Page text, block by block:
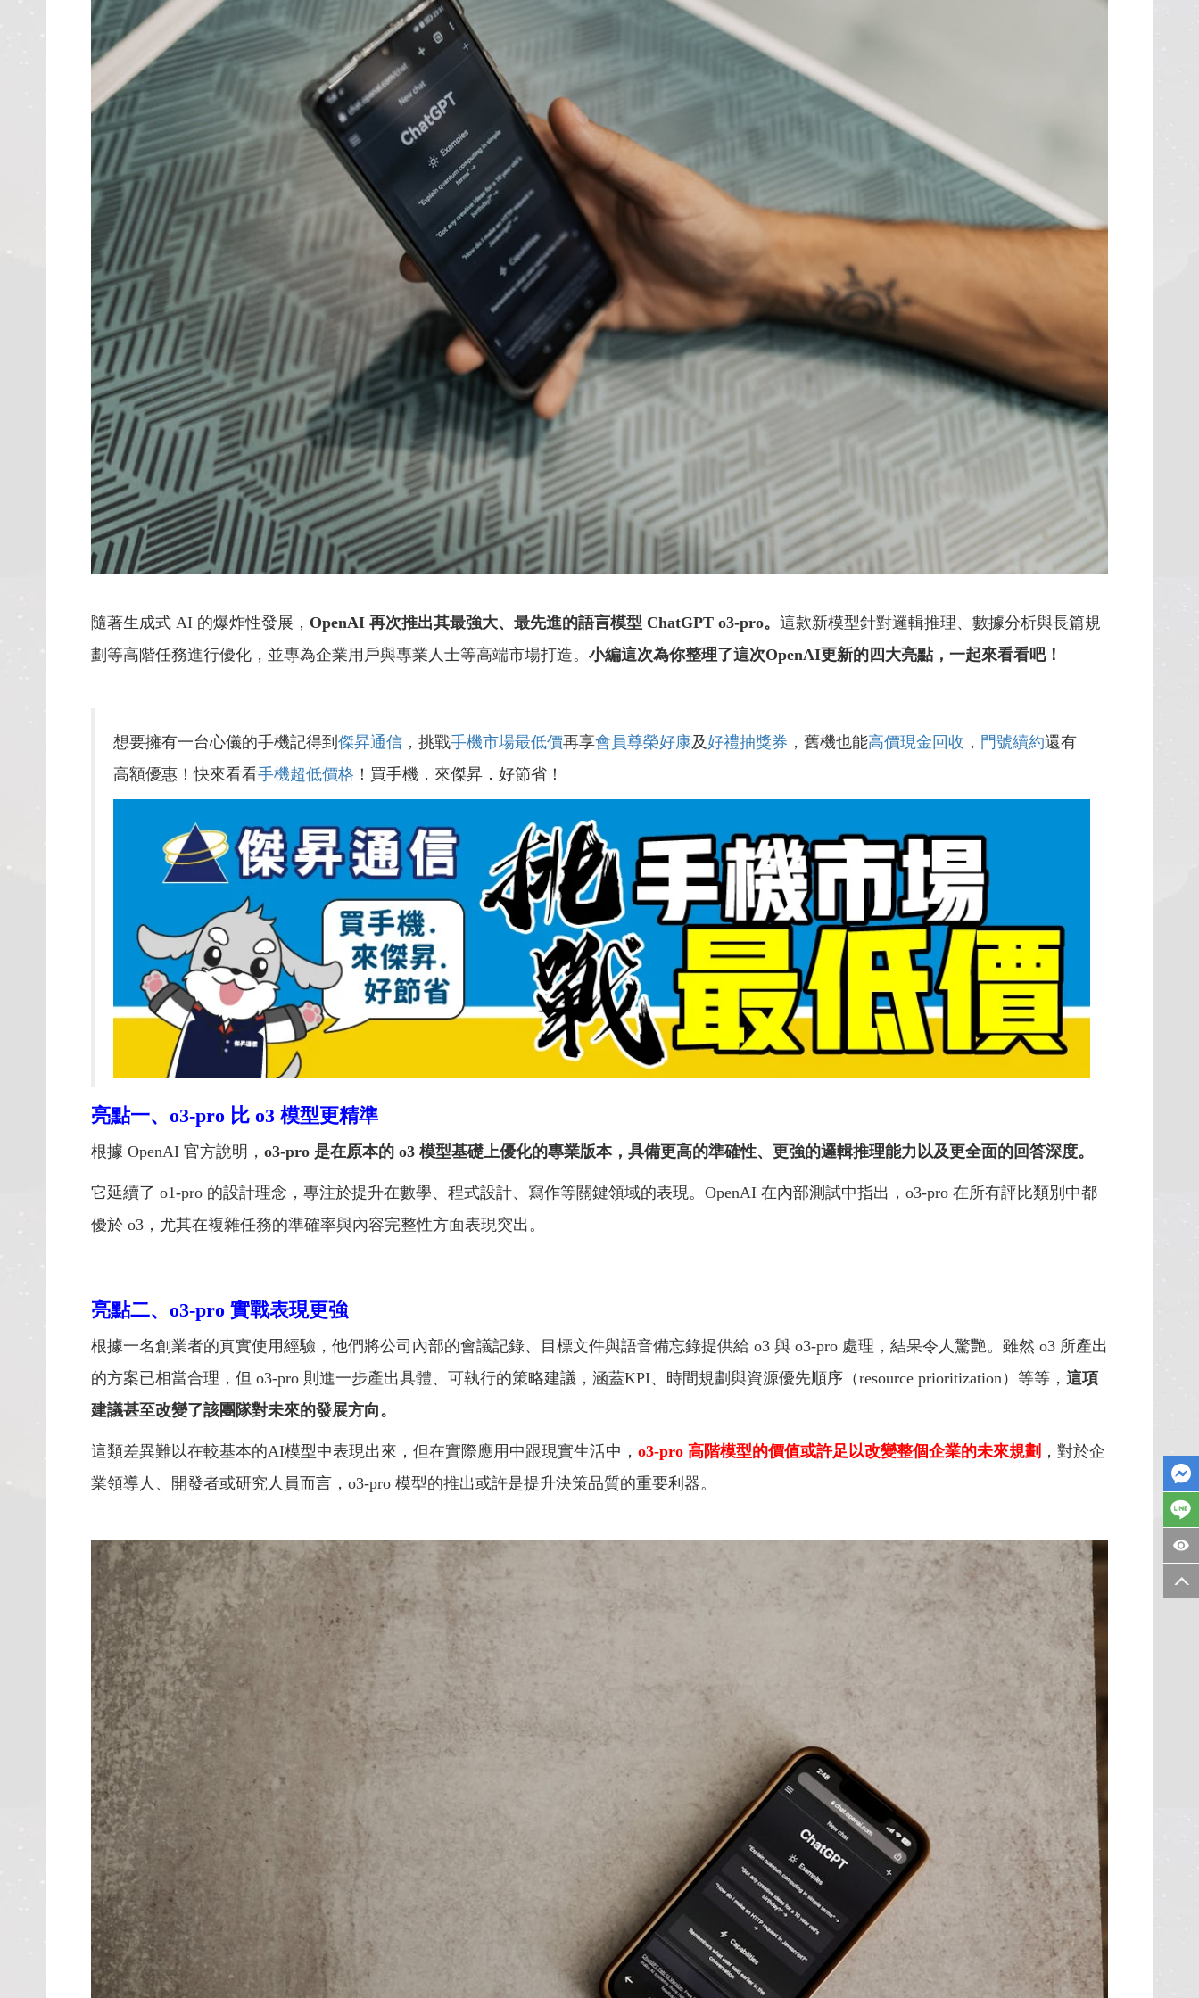
隨著生成式 AI 的爆炸性發展， OpenAI 再次推出其最強大、最先進的語言模型 ChatGPT o3-pro。 這款新模型針對邏輯推理、數據分析與長篇規
劃等高階任務進行優化，並專為企業用戶與專業人士等高端市場打造。 小編這次為你整理了這次OpenAI更新的四大亮點，一起來看看吧！
想要擁有一台心儀的手機記得到 傑昇通信 ，挑戰手機市場最低價再享會員尊榮好康及好禮抽獎券 ，舊機也能高價現金回收 ， 門號續約還有
高額優惠！快來看看手機超低價格 ！買手機．來傑昇．好節省！
亮點一、o3-pro 比 o3 模型更精準
根據 OpenAI 官方說明， o3-pro 是在原本的 o3 模型基礎上優化的專業版本，具備更高的準確性、更強的邏輯推理能力以及更全面的回答深度。
它延續了 o1-pro 的設計理念，專注於提升在數學、程式設計、寫作等關鍵領域的表現。OpenAI 在內部測試中指出，o3-pro 在所有評比類別中都
優於 o3，尤其在複雜任務的準確率與內容完整性方面表現突出。
亮點二、o3-pro 實戰表現更強
根據一名創業者的真實使用經驗，他們將公司內部的會議記錄、目標文件與語音備忘錄提供給 o3 與 o3-pro 處理，結果令人驚艷。 雖然 o3 所產出
的方案已相當合理，但 o3-pro 則進一步產出具體、可執行的策略建議，涵蓋KPI、時間規劃與資源優先順序（resource prioritization）等等， 這項
建議甚至改變了該團隊對未來的發展方向。
這類差異難以在較基本的AI模型中表現出來，但在實際應用中跟現實生活中， o3-pro 高階模型的價值或許足以改變整個企業的未來規劃 ，對於企
業領導人、開發者或研究人員而言，o3-pro 模型的推出或許是提升決策品質的重要利器。